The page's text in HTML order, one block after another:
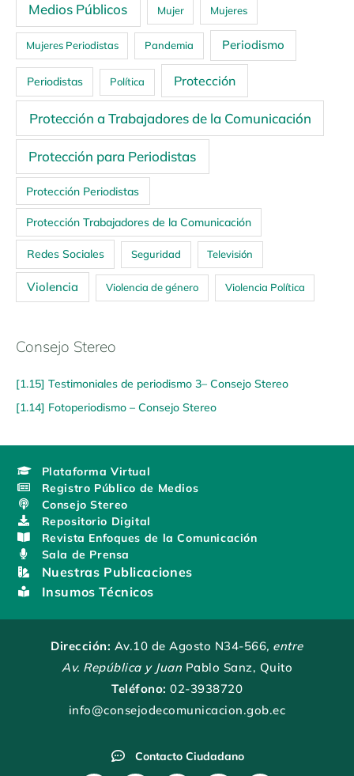
Medios Públicos Mujer Mujeres
Mujeres Periodistas Pandemia Periodismo
Periodistas Política Protección
Protección a Trabajadores de la Comunicación
Protección para Periodistas
Protección Periodistas
Protección Trabajadores de la Comunicación
Redes Sociales Seguridad Televisión
Violencia Violencia de género Violencia Política
Consejo Stereo
[1.15] Testimoniales de periodismo 3– Consejo Stereo
[1.14] Fotoperiodismo – Consejo Stereo
Plataforma Virtual
Registro Público de Medios
Consejo Stereo
Repositorio Digital
Revista Enfoques de la Comunicación
Sala de Prensa
Nuestras Publicaciones
Insumos Técnicos
Dirección: Av.10 de Agosto N34-566, entre
Av. República y Juan Pablo Sanz, Quito
Teléfono: 02-3938720
info@consejodecomunicacion.gob.ec
Contacto Ciudadano